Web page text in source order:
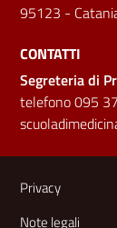
95123 -
CONTATTI
Segreteria di
telefono 095
Link e
Privacy
Note legali